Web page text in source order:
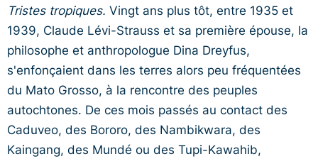
Tristes tropiques. Vingt ans plus tôt, entre 1935 et
1939, Claude Lévi-Strauss et sa première épouse, la
philosophe et anthropologue Dina Dreyfus,
s'enfonçaient dans les terres alors peu fréquentées
du Mato Grosso, à la rencontre des peuples
autochtones. De ces mois passés au contact des
Caduveo, des Bororo, des Nambikwara, des
Kaingang, des Mundé ou des Tupi-Kawahib,